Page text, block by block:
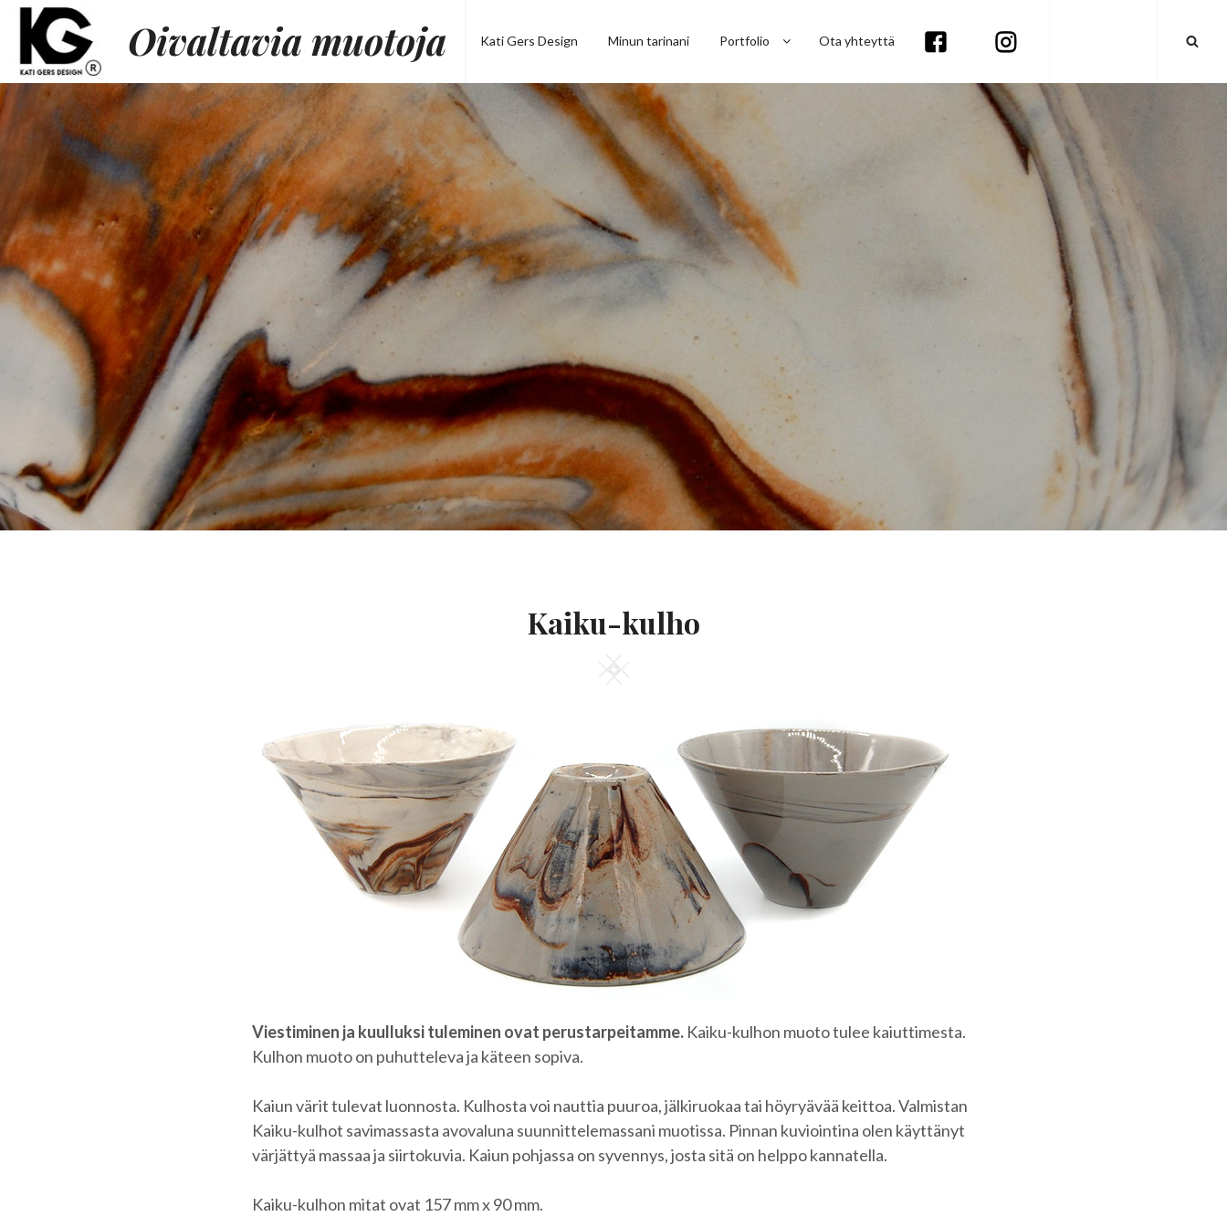
Oivaltavia muotoja Kati Gers Design Minun tarinani Portfolio Ota yhteyttä
Kaiku-kulho
Viestiminen ja kuulluksi tuleminen ovat perustarpeitamme. Kaiku-kulhon muoto tulee kaiuttimesta.
Kulhon muoto on puhutteleva ja käteen sopiva.
Kaiun värit tulevat luonnosta. Kulhosta voi nauttia puuroa, jälkiruokaa tai höyryävää keittoa. Valmistan
Kaiku-kulhot savimassasta avovaluna suunnittelemassani muotissa. Pinnan kuviointina olen käyttänyt
värjättyä massaa ja siirtokuvia. Kaiun pohjassa on syvennys, josta sitä on helppo kannatella.
Kaiku-kulhon mitat ovat 157 mm x 90 mm.